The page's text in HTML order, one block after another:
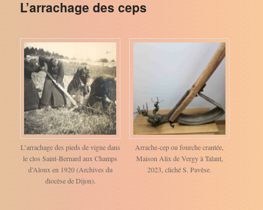
L’arrachage des ceps
L’arrachage des pieds de vigne dans
le clos Saint-Bernard aux Champs
d’Aloux en 1920 (Archives du
diocèse de Dijon).
Arrache-cep ou fourche crantée,
Maison Alix de Vergy à Talant,
2023, cliché S. Pavèse.